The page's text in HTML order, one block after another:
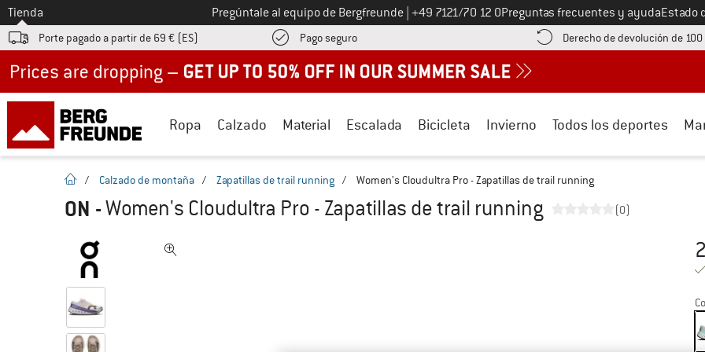
A la
Tienda Pregúntale al equipo de Bergfreunde Llámenos al
+49 7121/70 12 0Preguntas frecuentes y ayudaEstado
Porte pagado a partir de 69 € (ES) Pago seguro¡encuentre información sobre el pago aquí! Se abre en una ventana de
Derecho de devolución de
Ropa Calzado Material Escalada Bicicleta Invierno Todos los deportes
la pagina de inicio
/ Calzado de montaña / Zapatillas de trail running / Women's Cloudultra Pro - Zapatillas de trail running
ON -Women's Cloudultra Pro - Zapatillas de trail running (0)